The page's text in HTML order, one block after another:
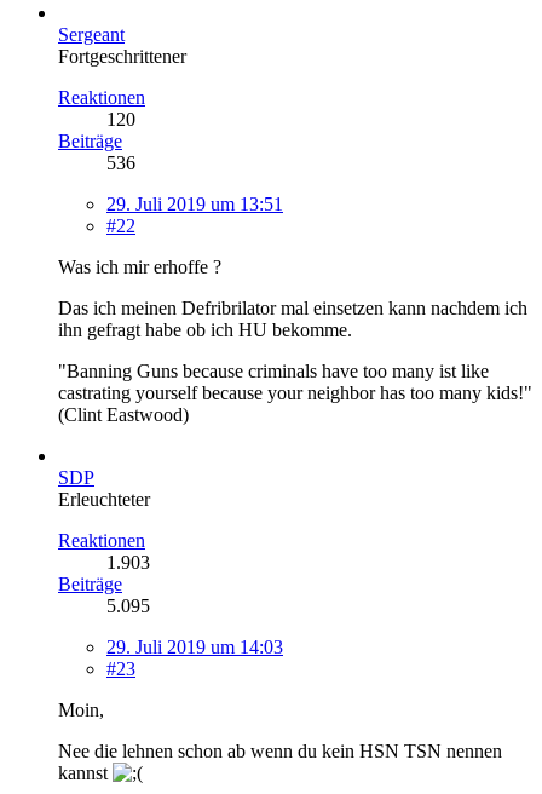
Sergeant
Fortgeschrittener
Reaktionen
120
Beiträge
536
29. Juli 2019 um 13:51
#22
Was ich mir erhoffe ?
Das ich meinen Defribrilator mal einsetzen kann nachdem ich
ihn gefragt habe ob ich HU bekomme.
"Banning Guns because criminals have too many ist like
castrating yourself because your neighbor has too many kids!"
(Clint Eastwood)
SDP
Erleuchteter
Reaktionen
1.903
Beiträge
5.095
29. Juli 2019 um 14:03
#23
Moin,
Nee die lehnen schon ab wenn du kein HSN TSN nennen
kannst